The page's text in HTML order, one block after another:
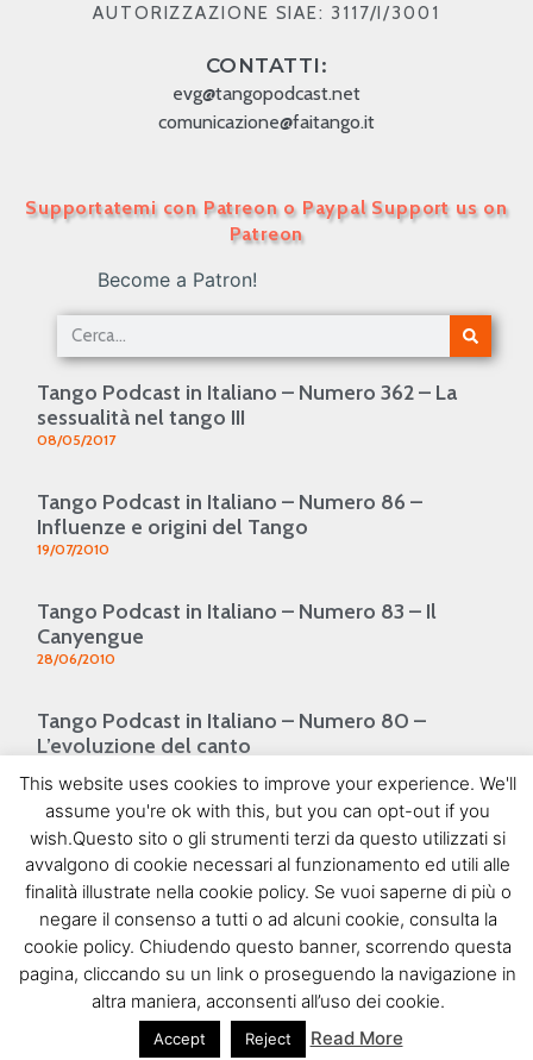
AUTORIZZAZIONE SIAE: 3117/I/3001
CONTATTI:
evg@tangopodcast.net
comunicazione@faitango.it
Supportatemi con Patreon o Paypal Support us on
Patreon
Become a Patron!
Tango Podcast in Italiano – Numero 362 – La
sessualità nel tango III
08/05/2017
Tango Podcast in Italiano – Numero 86 –
Influenze e origini del Tango
19/07/2010
Tango Podcast in Italiano – Numero 83 – Il
Canyengue
28/06/2010
Tango Podcast in Italiano – Numero 80 –
L’evoluzione del canto
SEGUIMI SU FACEBOOK
PROSSIMI EVENTI
stay tuned...
This website uses cookies to improve your experience. We'll
assume you're ok with this, but you can opt-out if you
wish.Questo sito o gli strumenti terzi da questo utilizzati si
avvalgono di cookie necessari al funzionamento ed utili alle
finalità illustrate nella cookie policy. Se vuoi saperne di più o
negare il consenso a tutti o ad alcuni cookie, consulta la
cookie policy. Chiudendo questo banner, scorrendo questa
pagina, cliccando su un link o proseguendo la navigazione in
altra maniera, acconsenti all’uso dei cookie.
Accept Reject Read More